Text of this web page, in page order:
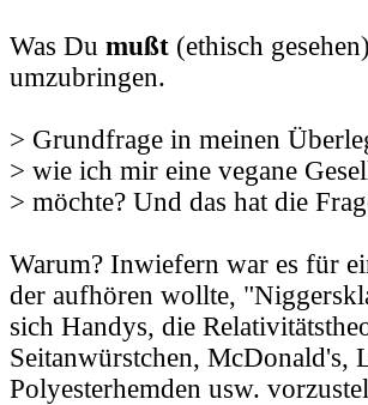
Was Du mußt (ethisch
umzubringen.
> Grundfrage in meinen
> wie ich mir eine vegane
> möchte? Und das hat die
Warum? Inwiefern war es für
der aufhören wollte,
sich Handys, die
Seitanwürstchen,
Polyesterhemden usw.